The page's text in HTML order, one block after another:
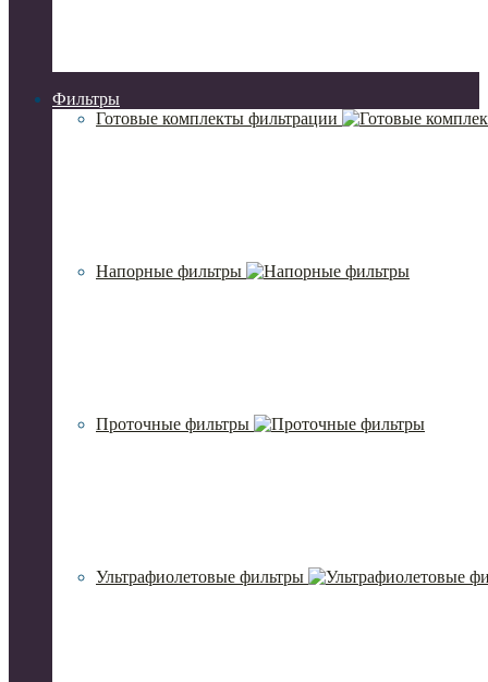
Фильтры
Готовые комплекты фильтрации
Напорные фильтры
Проточные фильтры
Ультрафиолетовые фильтры